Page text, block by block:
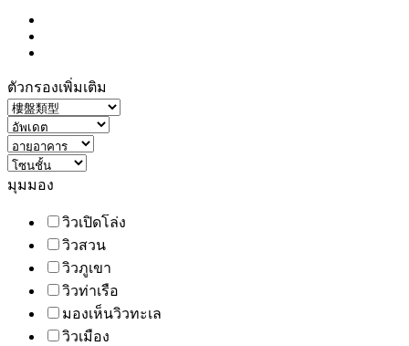
ตัวกรองเพิ่มเติม
มุมมอง
วิวเปิดโล่ง
วิวสวน
วิวภูเขา
วิวท่าเรือ
มองเห็นวิวทะเล
วิวเมือง